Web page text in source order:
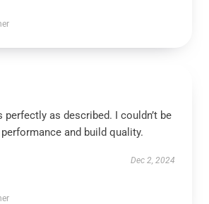
as described. I couldn’t be
and build quality.
Dec 2, 2024